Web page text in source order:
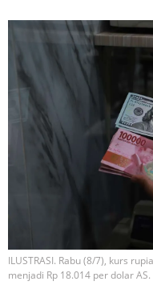
ILUSTRASI. Rabu (8/7), kurs
menjadi Rp 18.014 per dolar AS.